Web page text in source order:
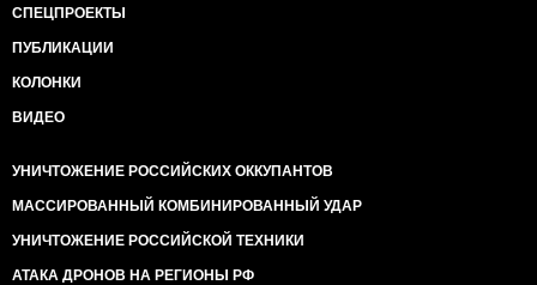
СПЕЦПРОЕКТЫ
ПУБЛИКАЦИИ
КОЛОНКИ
ВИДЕО
УНИЧТОЖЕНИЕ РОССИЙСКИХ ОККУПАНТОВ
МАССИРОВАННЫЙ КОМБИНИРОВАННЫЙ УДАР
УНИЧТОЖЕНИЕ РОССИЙСКОЙ ТЕХНИКИ
АТАКА ДРОНОВ НА РЕГИОНЫ РФ